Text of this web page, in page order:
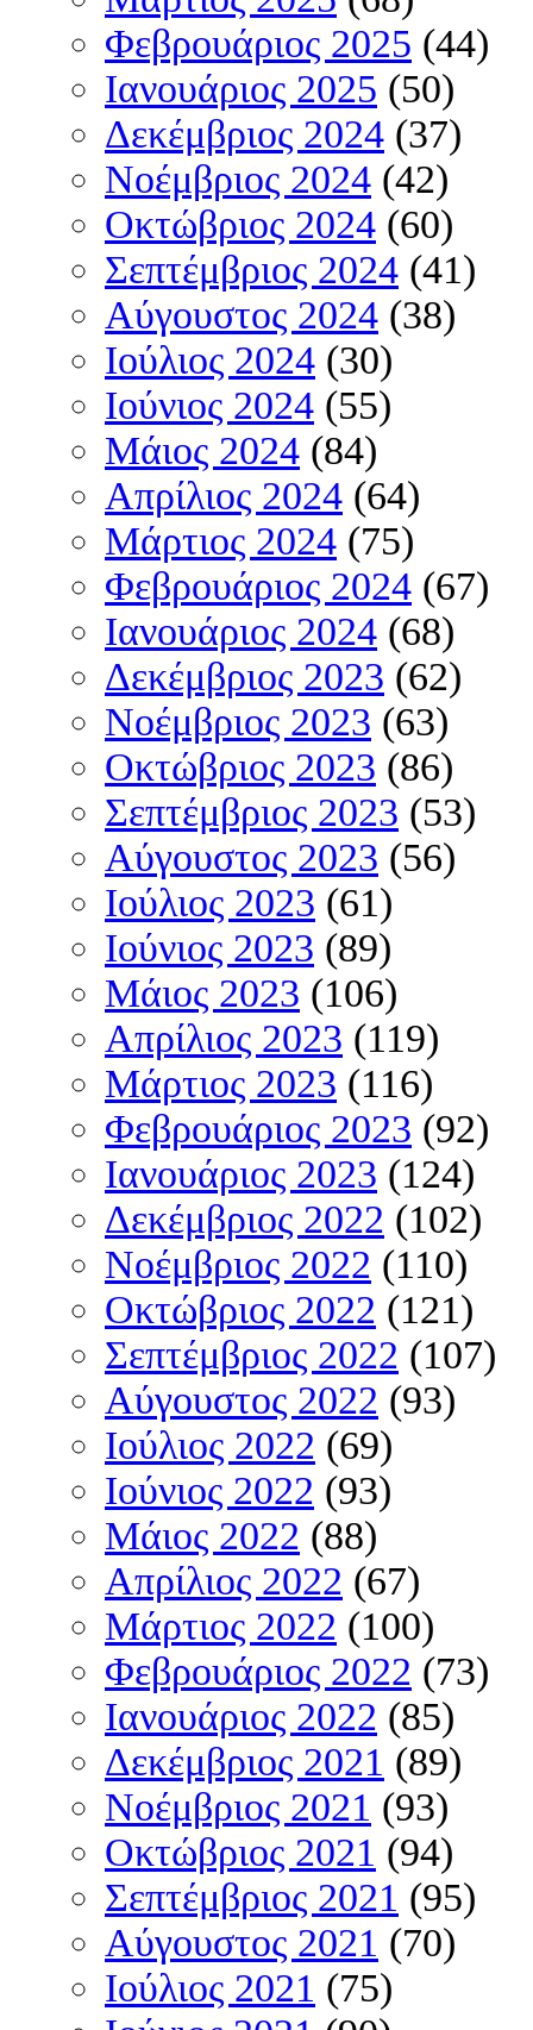
Φεβρουάριος 2025 (44)
Ιανουάριος 2025 (50)
Δεκέμβριος 2024 (37)
Νοέμβριος 2024 (42)
Οκτώβριος 2024 (60)
Σεπτέμβριος 2024 (41)
Αύγουστος 2024 (38)
Ιούλιος 2024 (30)
Ιούνιος 2024 (55)
Μάιος 2024 (84)
Απρίλιος 2024 (64)
Μάρτιος 2024 (75)
Φεβρουάριος 2024 (67)
Ιανουάριος 2024 (68)
Δεκέμβριος 2023 (62)
Νοέμβριος 2023 (63)
Οκτώβριος 2023 (86)
Σεπτέμβριος 2023 (53)
Αύγουστος 2023 (56)
Ιούλιος 2023 (61)
Ιούνιος 2023 (89)
Μάιος 2023 (106)
Απρίλιος 2023 (119)
Μάρτιος 2023 (116)
Φεβρουάριος 2023 (92)
Ιανουάριος 2023 (124)
Δεκέμβριος 2022 (102)
Νοέμβριος 2022 (110)
Οκτώβριος 2022 (121)
Σεπτέμβριος 2022 (107)
Αύγουστος 2022 (93)
Ιούλιος 2022 (69)
Ιούνιος 2022 (93)
Μάιος 2022 (88)
Απρίλιος 2022 (67)
Μάρτιος 2022 (100)
Φεβρουάριος 2022 (73)
Ιανουάριος 2022 (85)
Δεκέμβριος 2021 (89)
Νοέμβριος 2021 (93)
Οκτώβριος 2021 (94)
Σεπτέμβριος 2021 (95)
Αύγουστος 2021 (70)
Ιούλιος 2021 (75)